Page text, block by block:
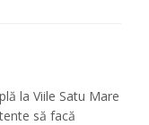
la Viile Satu Mare
să facă